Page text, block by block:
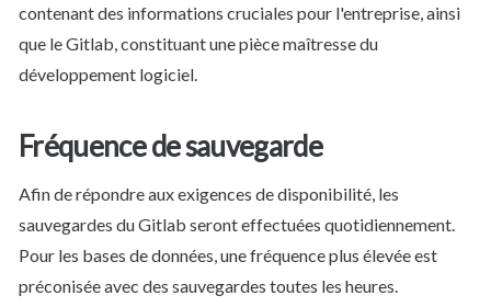
contenant des informations cruciales pour l'entreprise, ainsi
que le Gitlab, constituant une pièce maîtresse du
développement logiciel.
Fréquence de sauvegarde
Afin de répondre aux exigences de disponibilité, les
sauvegardes du Gitlab seront effectuées quotidiennement.
Pour les bases de données, une fréquence plus élevée est
préconisée avec des sauvegardes toutes les heures.